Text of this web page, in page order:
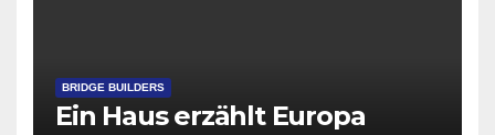
BRIDGE BUILDERS
Ein Haus erzählt Europa